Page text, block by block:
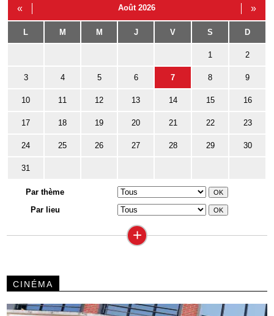
« Août 2026 »
L M M J V S D
1 2
3 4 5 6 7 8 9
10 11 12 13 14 15 16
17 18 19 20 21 22 23
24 25 26 27 28 29 30
31
Par thème
Par lieu
+
CINÉMA